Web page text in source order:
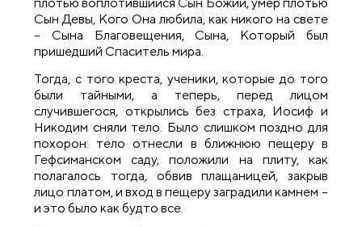
Сын Девы, Кого Она любила, как никого на свете
– Сына Благовещения, Сына, Который был
пришедший Спаситель мира.
Тогда, с того креста, ученики, которые до того
были тайными, а теперь, перед лицом
случившегося, открылись без страха, Иосиф и
Никодим сняли тело. Было слишком поздно для
похорон: тело отнесли в ближнюю пещеру в
Гефсиманском саду, положили на плиту, как
полагалось тогда, обвив плащаницей, закрыв
лицо платом, и вход в пещеру заградили камнем –
и это было как будто все.